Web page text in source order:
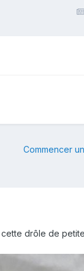
Commencer
drôle de